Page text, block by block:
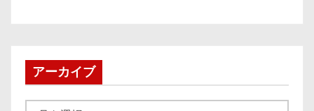
アーカイブ